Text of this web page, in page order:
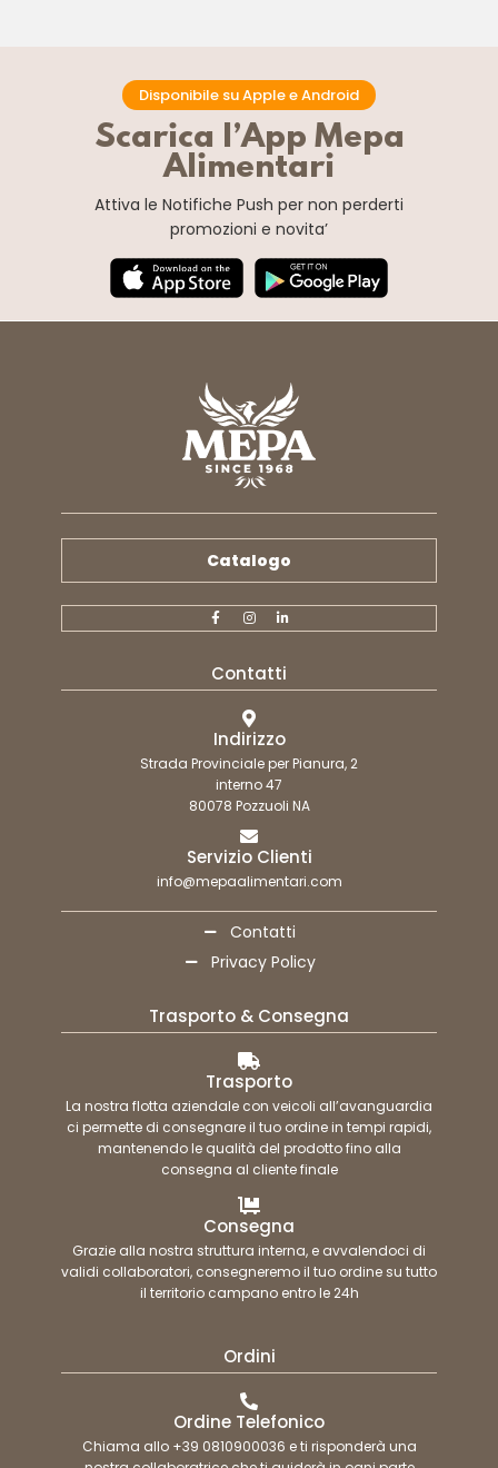
Disponibile su Apple e Android
Scarica l’App Mepa
Alimentari
Attiva le Notifiche Push per non perderti
promozioni e novita’
Catalogo
Contatti
Indirizzo
Strada Provinciale per Pianura, 2
interno 47
80078 Pozzuoli NA
Servizio Clienti
info@mepaalimentari.com
Contatti
Privacy Policy
Trasporto & Consegna
Trasporto
La nostra flotta aziendale con veicoli all’avanguardia
ci permette di consegnare il tuo ordine in tempi rapidi,
mantenendo le qualità del prodotto fino alla
consegna al cliente finale
Consegna
Grazie alla nostra struttura interna, e avvalendoci di
validi collaboratori, consegneremo il tuo ordine su tutto
il territorio campano entro le 24h
Ordini
Ordine Telefonico
Chiama allo +39 0810900036 e ti risponderà una